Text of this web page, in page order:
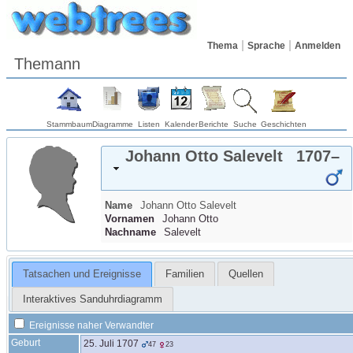
Thema Sprache Anmelden
Themann
StammbaumDiagramme Listen KalenderBerichte Suche Geschichten
Johann Otto Salevelt 1707–
Name Johann Otto Salevelt
Vornamen
Johann Otto
Nachname
Salevelt
Tatsachen und Ereignisse Familien Quellen
Interaktives Sanduhrdiagramm
Ereignisse naher Verwandter
Geburt
25. Juli 1707 47 23